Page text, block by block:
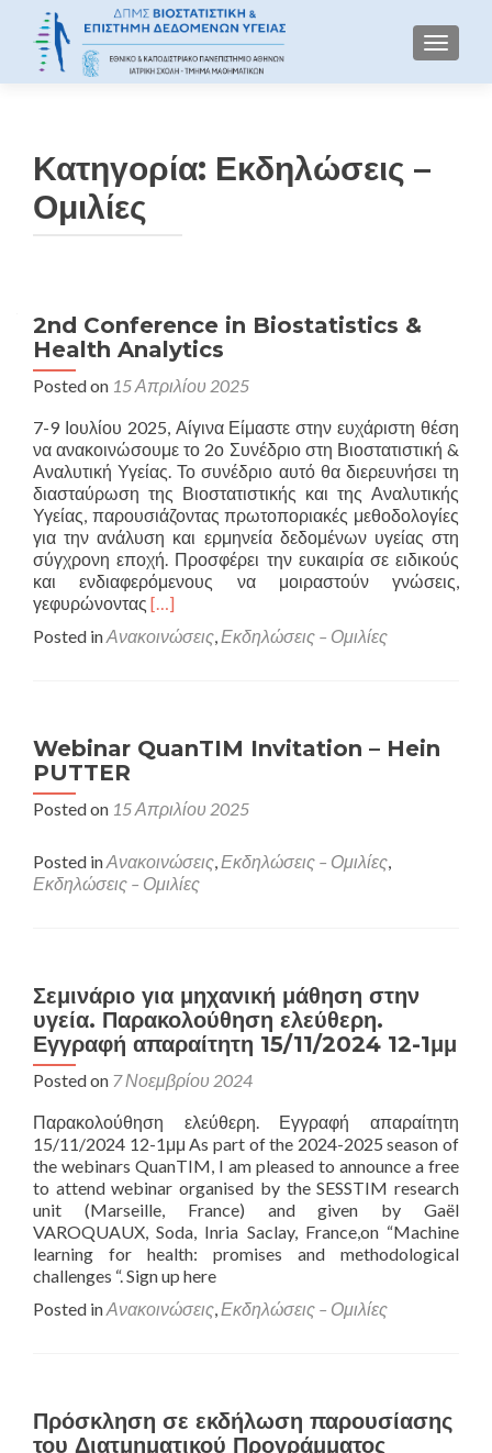
Κατηγορία: Εκδηλώσεις –
Ομιλίες
2nd Conference in Biostatistics &
Health Analytics
Posted on 15 Απριλίου 2025
7-9 Ιουλίου 2025, Αίγινα Είμαστε στην ευχάριστη θέση
να ανακοινώσουμε το 2ο Συνέδριο στη Βιοστατιστική &
Αναλυτική Υγείας. Το συνέδριο αυτό θα διερευνήσει τη
διασταύρωση της Βιοστατιστικής και της Αναλυτικής
Υγείας, παρουσιάζοντας πρωτοποριακές μεθοδολογίες
για την ανάλυση και ερμηνεία δεδομένων υγείας στη
σύγχρονη εποχή. Προσφέρει την ευκαιρία σε ειδικούς
και ενδιαφερόμενους να μοιραστούν γνώσεις,
γεφυρώνοντας Read
more
about
&
Analytics
[…]
Posted inΑνακοινώσεις,Εκδηλώσεις – Ομιλίες
Webinar QuanTIM Invitation – Hein
PUTTER
Posted on 15 Απριλίου 2025
Posted inΑνακοινώσεις,Εκδηλώσεις – Ομιλίες,
Εκδηλώσεις – Ομιλίες
Σεμινάριο για μηχανική μάθηση στην
υγεία. Παρακολούθηση ελεύθερη.
Εγγραφή απαραίτητη 15/11/2024 12-1μμ
Posted on 7 Νοεμβρίου 2024
Παρακολούθηση ελεύθερη. Εγγραφή απαραίτητη
15/11/2024 12-1μμ As part of the 2024-2025 season of
the webinars QuanTIM, I am pleased to announce a free
to attend webinar organised by the SESSTIM research
unit (Marseille, France) and given by Gaël
VAROQUAUX, Soda, Inria Saclay, France,on “Machine
learning for health: promises and methodological
challenges “. Sign up here
Posted inΑνακοινώσεις,Εκδηλώσεις – Ομιλίες
Πρόσκληση σε εκδήλωση παρουσίασης
του Διατμηματικού Προγράμματος
Πλοήγηση άρθρων